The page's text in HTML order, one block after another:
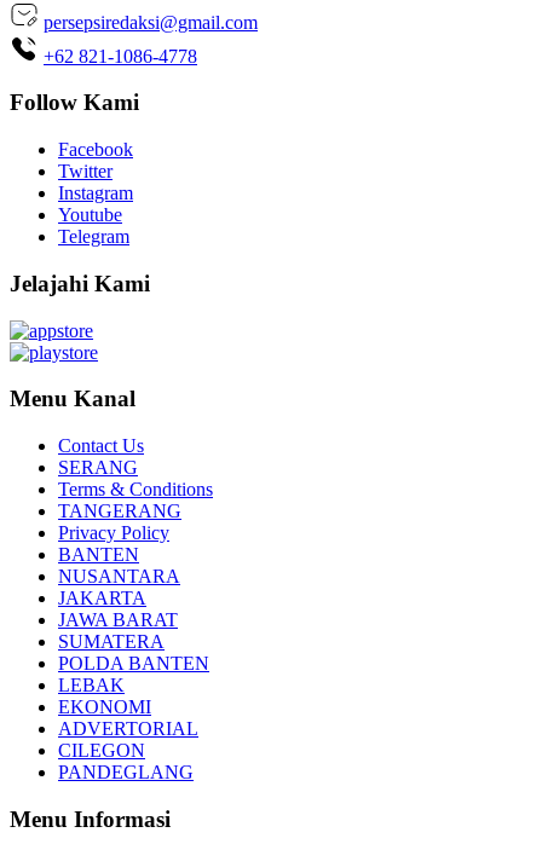
persepsiredaksi@gmail.com
+62 821-1086-4778
Follow Kami
Facebook
Twitter
Instagram
Youtube
Telegram
Jelajahi Kami
Menu Kanal
Contact Us
SERANG
Terms & Conditions
TANGERANG
Privacy Policy
BANTEN
NUSANTARA
JAKARTA
JAWA BARAT
SUMATERA
POLDA BANTEN
LEBAK
EKONOMI
ADVERTORIAL
CILEGON
PANDEGLANG
Menu Informasi